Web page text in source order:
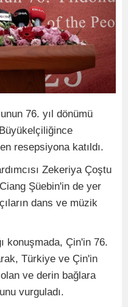
76. yıl dönümü
resepsiyona katıldı.
Zekeriya Çoştu
Şüebin'in de yer
dans ve müzik
konuşmada, Çin'in 76.
Türkiye ve Çin'in
ve derin bağlara
vurguladı.